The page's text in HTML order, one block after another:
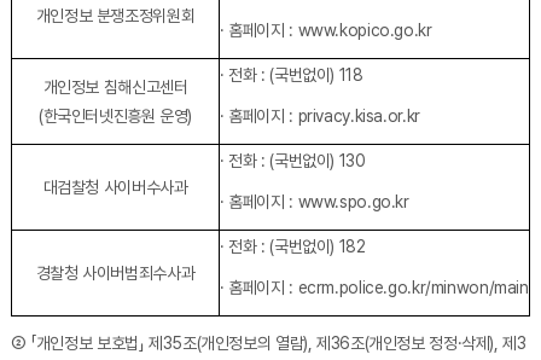
개인정보 분쟁조정위원회
· 홈페이지 : www.kopico.go.kr
개인정보 침해신고센터
(한국인터넷진흥원 운영)
· 전화 : (국번없이) 118
· 홈페이지 : privacy.kisa.or.kr
대검찰청 사이버수사과
· 전화 : (국번없이) 130
· 홈페이지 : www.spo.go.kr
경찰청 사이버범죄수사과
· 전화 : (국번없이) 182
· 홈페이지 : ecrm.police.go.kr/minwon/main
② 「개인정보 보호법」 제35조(개인정보의 열람), 제36조(개인정보 정정·삭제), 제3